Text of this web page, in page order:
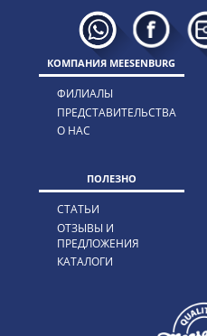
КОМПАНИЯ MEESENBURG
ФИЛИАЛЫ
ПРЕДСТАВИТЕЛЬСТВА
О НАС
ПОЛЕЗНО
СТАТЬИ
ОТЗЫВЫ И
ПРЕДЛОЖЕНИЯ
КАТАЛОГИ